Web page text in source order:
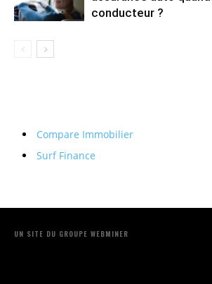
conducteur ?
Compare Immobilier
Surf Finance
UN SITE DU GROUPE WEBMINER